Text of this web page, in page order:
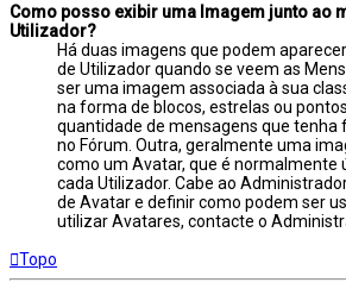
Como posso exibir uma Imagem junto ao
Utilizador?
Há duas imagens que podem
de Utilizador quando se veem as
ser uma imagem associada à sua
na forma de blocos, estrelas ou
quantidade de mensagens que tenha
no Fórum. Outra, geralmente uma
como um Avatar, que é normalmente
cada Utilizador. Cabe ao
de Avatar e definir como podem ser
utilizar Avatares, contacte o
Topo